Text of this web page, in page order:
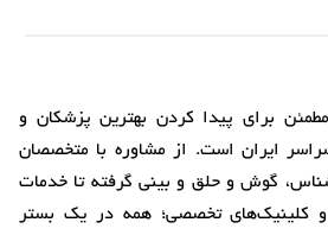
برای پیدا کردن بهترین پزشکان و
ایران است. از مشاوره با متخصصان
گوش و حلق و بینی گرفته تا خدمات
و کلینیک‌های تخصصی؛ همه در یک بستر